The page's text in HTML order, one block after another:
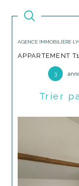
AGENCE IMMOBILIÈRE
APPARTEMENT
3
Trier